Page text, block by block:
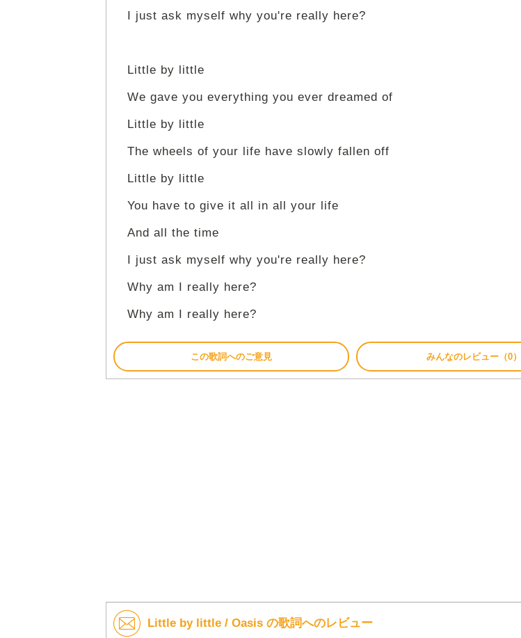
I just ask myself why you're really here?
Little by little
We gave you everything you ever dreamed of
Little by little
The wheels of your life have slowly fallen off
Little by little
You have to give it all in all your life
And all the time
I just ask myself why you're really here?
Why am I really here?
Why am I really here?
この歌詞へのご意見 みんなのレビュー（0）
Little by little / Oasis の歌詞へのレビュー